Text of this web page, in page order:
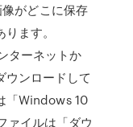
がどこに保存
ます。
ターネットか
ウンロードして
「Windows 10
ァイルは「ダウ